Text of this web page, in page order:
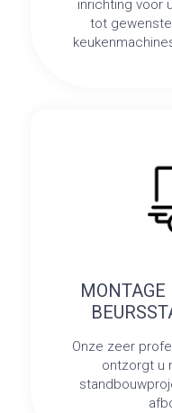
inrichting voor
tot gewenste
Onze zeer
ontzorgt u